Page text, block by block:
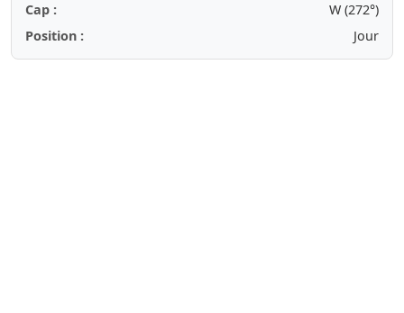
Cap :
W (272°)
Position :
Jour